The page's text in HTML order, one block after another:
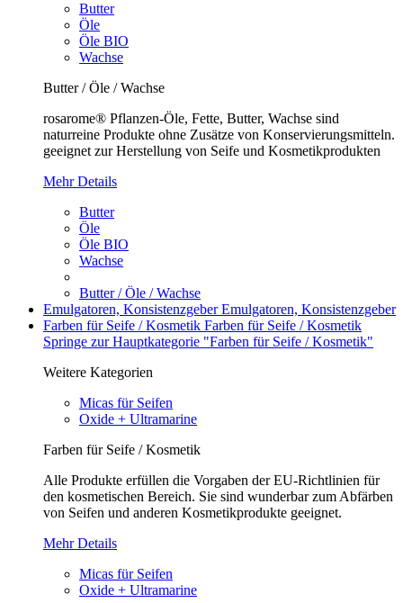
Butter
Öle
Öle BIO
Wachse
Butter / Öle / Wachse
rosarome® Pflanzen-Öle, Fette, Butter, Wachse sind
naturreine Produkte ohne Zusätze von Konservierungsmitteln.
geeignet zur Herstellung von Seife und Kosmetikprodukten
Mehr Details
Butter
Öle
Öle BIO
Wachse
Butter / Öle / Wachse
Emulgatoren, KonsistenzgeberEmulgatoren, Konsistenzgeber
Farben für Seife / Kosmetik Farben für Seife / Kosmetik
Springe zur Hauptkategorie "Farben für Seife / Kosmetik"
Weitere Kategorien
Micas für Seifen
Oxide + Ultramarine
Farben für Seife / Kosmetik
Alle Produkte erfüllen die Vorgaben der EU-Richtlinien für
den kosmetischen Bereich. Sie sind wunderbar zum Abfärben
von Seifen und anderen Kosmetikprodukte geeignet.
Mehr Details
Micas für Seifen
Oxide + Ultramarine